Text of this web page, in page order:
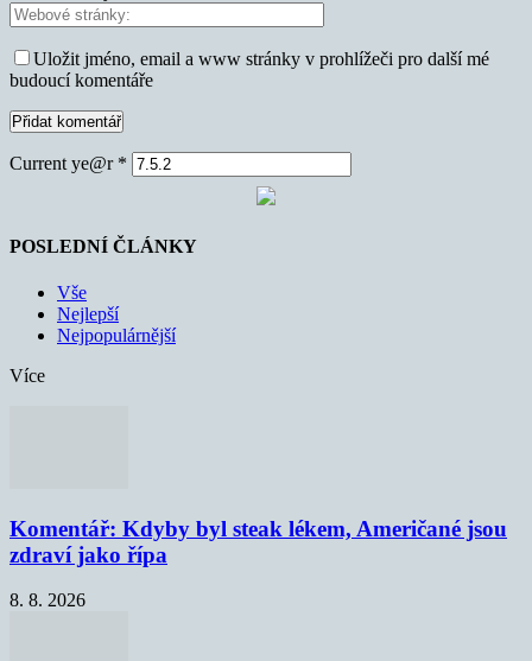
Uložit jméno, email a www stránky v prohlížeči pro další mé
budoucí komentáře
Current ye@r *
POSLEDNÍ ČLÁNKY
Vše
Nejlepší
Nejpopulárnější
Více
Komentář: Kdyby byl steak lékem, Američané jsou
zdraví jako řípa
8. 8. 2026